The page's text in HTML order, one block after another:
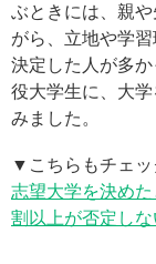
ぶときには、親
がら、立地や学
決定した人が多
役大学生に、大
みました。
▼こちらもチェッ
志望大学を決め
割以上が否定しな